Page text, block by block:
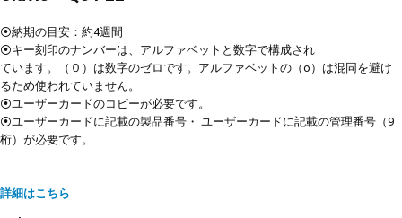
⦿納期の目安：約4週間
⦿キー刻印のナンバーは、アルファベットと数字で構成され
ています。（０）は数字のゼロです。アルファベットの（o）は混同を避け
るため使われていません。
⦿ユーザーカードのコピーが必要です。
⦿ユーザーカードに記載の製品番号・ ユーザーカードに記載の管理番号（9
桁）が必要です。
詳細はこちら